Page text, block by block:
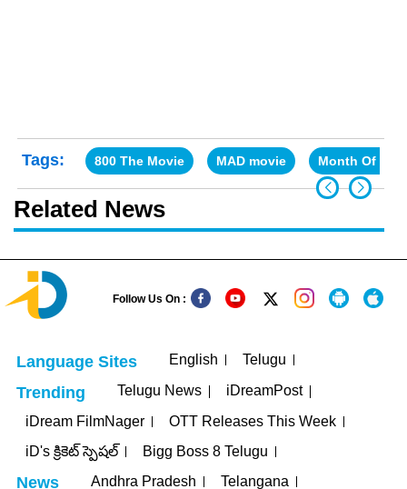
Tags: 800 The Movie MAD movie Month Of
Related News
Follow Us On :
Language Sites English Telugu
Trending Telugu News
iDreamPost
iDream FilmNager
OTT Releases This Week
iD's క్రికెట్ స్పెషల్
Bigg Boss 8 Telugu
News Andhra Pradesh Telangana